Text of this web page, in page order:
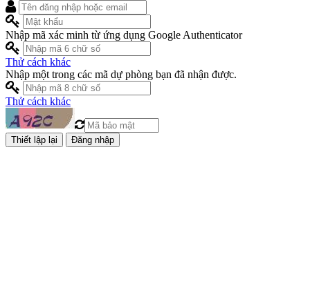
Nhập mã xác minh từ ứng dụng Google Authenticator
Thử cách khác
Nhập một trong các mã dự phòng bạn đã nhận được.
Thử cách khác
Đăng nhập